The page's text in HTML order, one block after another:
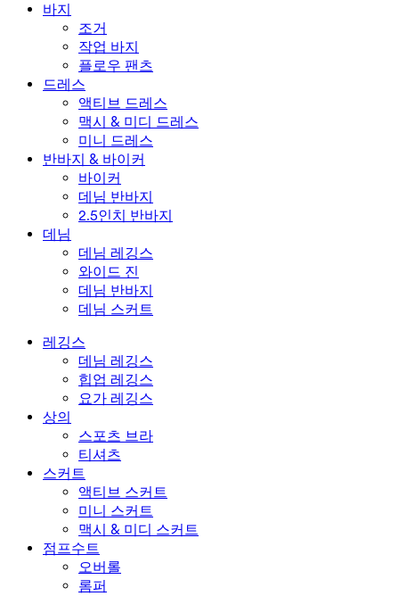
수영복 세트
언더웨어
바지
조거
작업 바지
플로우 팬츠
드레스
액티브 드레스
맥시 & 미디 드레스
미니 드레스
반바지 & 바이커
바이커
데님 반바지
2.5인치 반바지
데님
데님 레깅스
와이드 진
데님 반바지
데님 스커트
레깅스
데님 레깅스
힙업 레깅스
요가 레깅스
상의
스포츠 브라
티셔츠
스커트
액티브 스커트
미니 스커트
맥시 & 미디 스커트
점프수트
오버롤
롬퍼